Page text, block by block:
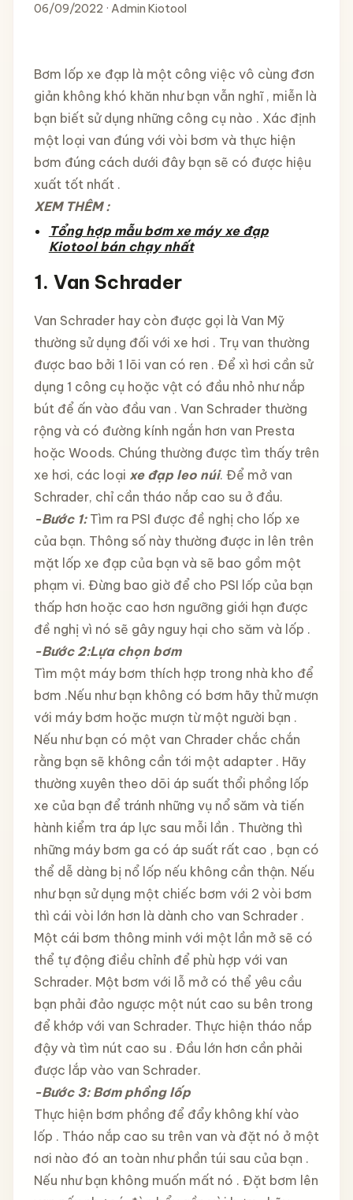
06/09/2022 · Admin Kiotool
Bơm lốp xe đạp là một công việc vô cùng đơn
giản không khó khăn như bạn vẫn nghĩ , miễn là
bạn biết sử dụng những công cụ nào . Xác định
một loại van đúng với vòi bơm và thực hiện
bơm đúng cách dưới đây bạn sẽ có được hiệu
xuất tốt nhất .
XEM THÊM :
Tổng hợp mẫu bơm xe máy xe đạp
Kiotool bán chạy nhất
1. Van Schrader
Van Schrader hay còn được gọi là Van Mỹ
thường sử dụng đối với xe hơi . Trụ van thường
được bao bởi 1 lõi van có ren . Để xì hơi cần sử
dụng 1 công cụ hoặc vật có đầu nhỏ như nắp
bút để ấn vào đầu van . Van Schrader thường
rộng và có đường kính ngắn hơn van Presta
hoặc Woods. Chúng thường được tìm thấy trên
xe hơi, các loại xe đạp leo núi. Để mở van
Schrader, chỉ cần tháo nắp cao su ở đầu.
-Bước 1: Tìm ra PSI được đề nghị cho lốp xe
của bạn. Thông số này thường được in lên trên
mặt lốp xe đạp của bạn và sẽ bao gồm một
phạm vi. Đừng bao giờ để cho PSI lốp của bạn
thấp hơn hoặc cao hơn ngưỡng giới hạn được
đề nghị vì nó sẽ gây nguy hại cho săm và lốp .
-Bước 2:Lựa chọn bơm
Tìm một máy bơm thích hợp trong nhà kho để
bơm .Nếu như bạn không có bơm hãy thử mượn
với máy bơm hoặc mượn từ một người bạn .
Nếu như bạn có một van Chrader chắc chắn
rằng bạn sẽ không cần tới một adapter . Hãy
thường xuyên theo dõi áp suất thổi phồng lốp
xe của bạn để tránh những vụ nổ săm và tiến
hành kiểm tra áp lực sau mỗi lần . Thường thì
những máy bơm ga có áp suất rất cao , bạn có
thể dễ dàng bị nổ lốp nếu không cần thận. Nếu
như bạn sử dụng một chiếc bơm với 2 vòi bơm
thì cái vòi lớn hơn là dành cho van Schrader .
Một cái bơm thông minh với một lần mở sẽ có
thể tự động điều chỉnh để phù hợp với van
Schrader. Một bơm với lỗ mở có thể yêu cầu
bạn phải đảo ngược một nút cao su bên trong
để khớp với van Schrader. Thực hiện tháo nắp
đậy và tìm nút cao su . Đầu lớn hơn cần phải
được lắp vào van Schrader.
-Bước 3: Bơm phồng lốp
Thực hiện bơm phồng để đẩy không khí vào
lốp . Tháo nắp cao su trên van và đặt nó ở một
nơi nào đó an toàn như phần túi sau của bạn .
Nếu như bạn không muốn mất nó . Đặt bơm lên